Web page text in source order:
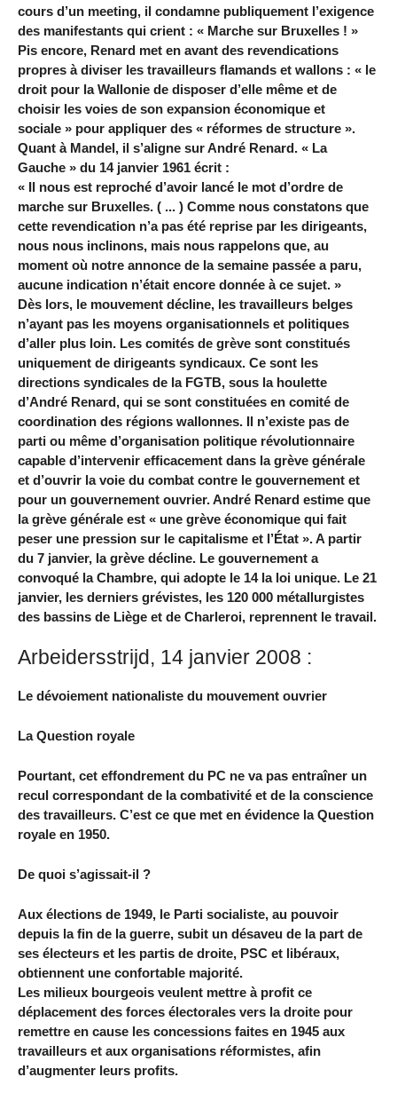
cours d’un meeting, il condamne publiquement l’exigence
des manifestants qui crient : « Marche sur Bruxelles ! »
Pis encore, Renard met en avant des revendications
propres à diviser les travailleurs flamands et wallons : « le
droit pour la Wallonie de disposer d’elle même et de
choisir les voies de son expansion économique et
sociale » pour appliquer des « réformes de structure ».
Quant à Mandel, il s’aligne sur André Renard. « La
Gauche » du 14 janvier 1961 écrit :
« Il nous est reproché d’avoir lancé le mot d’ordre de
marche sur Bruxelles. ( ... ) Comme nous constatons que
cette revendication n’a pas été reprise par les dirigeants,
nous nous inclinons, mais nous rappelons que, au
moment où notre annonce de la semaine passée a paru,
aucune indication n’était encore donnée à ce sujet. »
Dès lors, le mouvement décline, les travailleurs belges
n’ayant pas les moyens organisationnels et politiques
d’aller plus loin. Les comités de grève sont constitués
uniquement de dirigeants syndicaux. Ce sont les
directions syndicales de la FGTB, sous la houlette
d’André Renard, qui se sont constituées en comité de
coordination des régions wallonnes. Il n’existe pas de
parti ou même d’organisation politique révolutionnaire
capable d’intervenir efficacement dans la grève générale
et d’ouvrir la voie du combat contre le gouvernement et
pour un gouvernement ouvrier. André Renard estime que
la grève générale est « une grève économique qui fait
peser une pression sur le capitalisme et l’État ». A partir
du 7 janvier, la grève décline. Le gouvernement a
convoqué la Chambre, qui adopte le 14 la loi unique. Le 21
janvier, les derniers grévistes, les 120 000 métallurgistes
des bassins de Liège et de Charleroi, reprennent le travail.
Arbeidersstrijd, 14 janvier 2008 :
Le dévoiement nationaliste du mouvement ouvrier
La Question royale
Pourtant, cet effondrement du PC ne va pas entraîner un
recul correspondant de la combativité et de la conscience
des travailleurs. C’est ce que met en évidence la Question
royale en 1950.
De quoi s’agissait-il ?
Aux élections de 1949, le Parti socialiste, au pouvoir
depuis la fin de la guerre, subit un désaveu de la part de
ses électeurs et les partis de droite, PSC et libéraux,
obtiennent une confortable majorité.
Les milieux bourgeois veulent mettre à profit ce
déplacement des forces électorales vers la droite pour
remettre en cause les concessions faites en 1945 aux
travailleurs et aux organisations réformistes, afin
d’augmenter leurs profits.